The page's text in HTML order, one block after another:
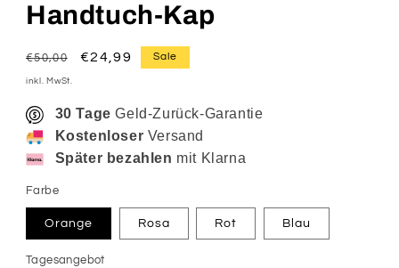
Handtuch-Kap
Normaler
Preis
€50,00 Verkaufspreis
€24,99 Sale
inkl. MwSt.
30 Tage Geld-Zurück-Garantie
Kostenloser Versand
Später bezahlen mit Klarna
Farbe
Orange Rosa Rot Blau
Tagesangebot